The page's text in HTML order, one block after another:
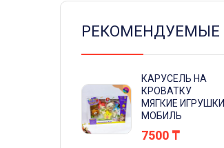
РЕКОМЕНДУЕМЫЕ
КАРУСЕЛЬ НА
КРОВАТКУ
МЯГКИЕ ИГРУШКИ
МОБИЛЬ
7500 ₸